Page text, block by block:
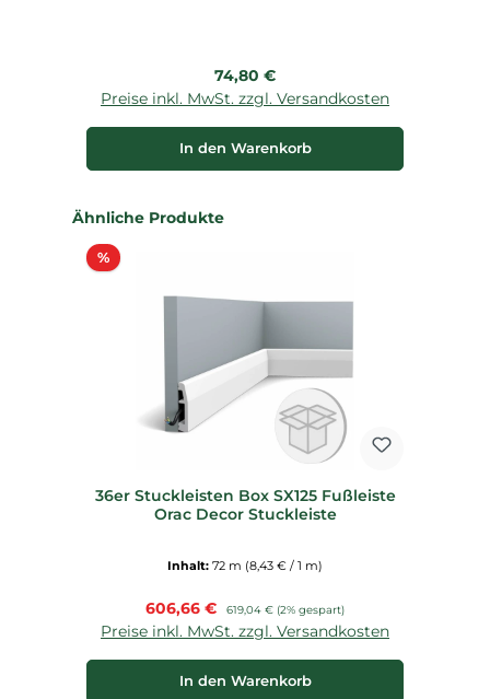
Regulärer Preis:
74,80 €
Preise inkl. MwSt. zzgl. Versandkosten
In den Warenkorb
Produktgalerie überspringen
Ähnliche Produkte
%Rabatt
36er Stuckleisten Box SX125 Fußleiste
Orac Decor Stuckleiste
Inhalt: 72 m (8,43 € / 1 m)
Verkaufspreis:
606,66 € Regulärer Preis:
619,04 € (2% gespart)
Preise inkl. MwSt. zzgl. Versandkosten
In den Warenkorb